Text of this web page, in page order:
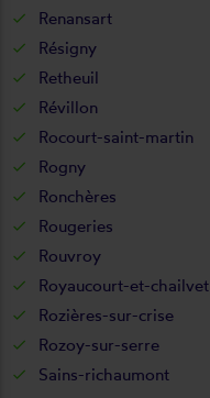
Renansart
Résigny
Retheuil
Révillon
Rocourt-saint-martin
Rogny
Ronchères
Rougeries
Rouvroy
Royaucourt-et-chailvet
Rozières-sur-crise
Rozoy-sur-serre
Sains-richaumont